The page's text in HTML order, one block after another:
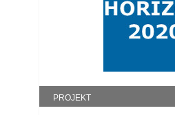
r
z
y
i
ę
w
PROJEKT